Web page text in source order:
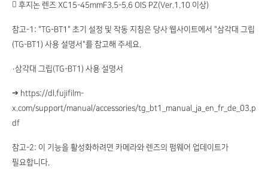
 후지논 렌즈 XC15-45mmF3.5-5.6 OIS PZ(Ver.1.10 이상)
참고-1: "TG-BT1" 초기 설정 및 작동 지침은 당사 웹사이트에서 "삼각대 그립
(TG-BT1) 사용 설명서"를 참고해 주세요.
・삼각대 그립(TG-BT1) 사용 설명서
➔ https://dl.fujifilm-
x.com/support/manual/accessories/tg_bt1_manual_ja_en_fr_de_03.p
df
참고-2: 이 기능을 활성화하려면 카메라와 렌즈의 펌웨어 업데이트가
필요합니다.